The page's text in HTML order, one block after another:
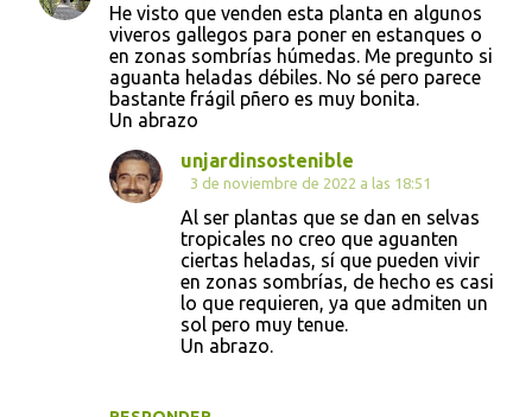
He visto que venden esta planta en algunos
viveros gallegos para poner en estanques o
en zonas sombrías húmedas. Me pregunto si
aguanta heladas débiles. No sé pero parece
bastante frágil pñero es muy bonita.
Un abrazo
unjardinsostenible
3 de noviembre de 2022 a las 18:51
Al ser plantas que se dan en selvas
tropicales no creo que aguanten
ciertas heladas, sí que pueden vivir
en zonas sombrías, de hecho es casi
lo que requieren, ya que admiten un
sol pero muy tenue.
Un abrazo.